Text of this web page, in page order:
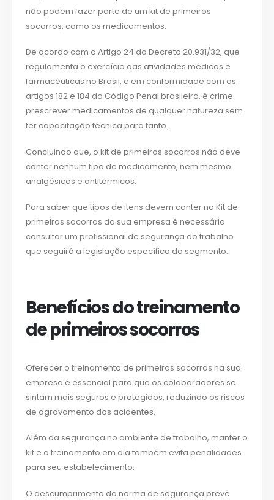
não podem fazer parte de um kit de primeiros
socorros, como os medicamentos.
De acordo com o Artigo 24 do Decreto 20.931/32, que
regulamenta o exercício das atividades médicas e
farmacêuticas no Brasil, e em conformidade com os
artigos 182 e 184 do Código Penal brasileiro, é crime
prescrever medicamentos de qualquer natureza sem
ter capacitação técnica para tanto.
Concluindo que, o kit de primeiros socorros não deve
conter nenhum tipo de medicamento, nem mesmo
analgésicos e antitérmicos.
Para saber que tipos de itens devem conter no Kit de
primeiros socorros da sua empresa é necessário
consultar um profissional de segurança do trabalho
que seguirá a legislação específica do segmento.
Benefícios do treinamento
de primeiros socorros
Oferecer o treinamento de primeiros socorros na sua
empresa é essencial para que os colaboradores se
sintam mais seguros e protegidos, reduzindo os riscos
de agravamento dos acidentes.
Além da segurança no ambiente de trabalho, manter o
kit e o treinamento em dia também evita penalidades
para seu estabelecimento.
O descumprimento da norma de segurança prevê